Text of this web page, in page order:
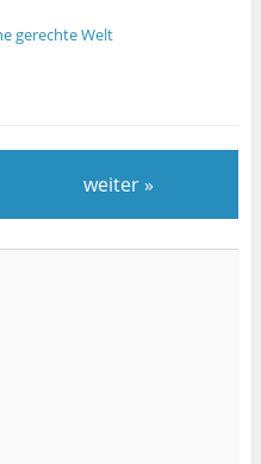
gerechte Welt
weiter »